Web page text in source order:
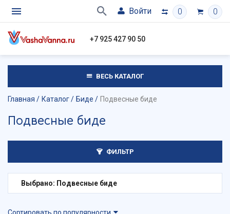
Войти 0 0
+7 925 427 90 50
ВЕСЬ КАТАЛОГ
Главная Каталог Биде Подвесные биде
Подвесные биде
ФИЛЬТР
Выбрано: Подвесные биде